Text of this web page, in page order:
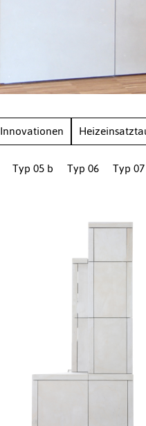
Innovationen
Typ 05 b Typ 06 Typ 07